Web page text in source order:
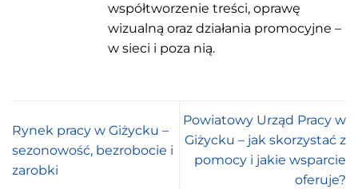
współtworzenie treści, oprawę
wizualną oraz działania promocyjne –
w sieci i poza nią.
Rynek pracy w Giżycku –
sezonowość, bezrobocie i
zarobki
Powiatowy Urząd Pracy w
Giżycku – jak skorzystać z
pomocy i jakie wsparcie
oferuje?